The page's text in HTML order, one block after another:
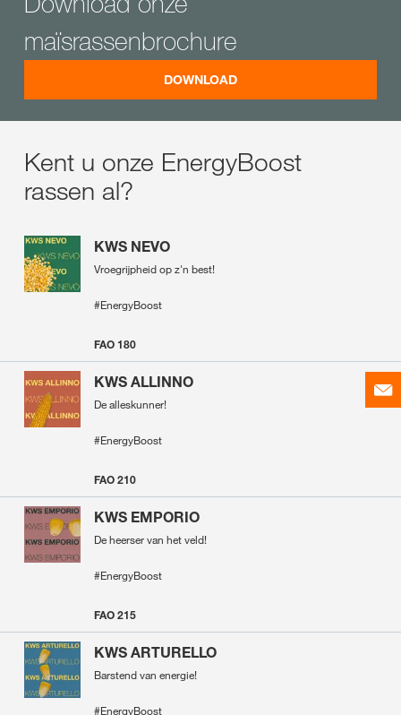
maïsrassenbrochure
DOWNLOAD
Kent u onze EnergyBoost
rassen al?
KWS NEVO
Vroegrijpheid op z'n best!
#EnergyBoost
FAO 180
KWS ALLINNO
De alleskunner!
#EnergyBoost
FAO 210
KWS EMPORIO
De heerser van het veld!
#EnergyBoost
FAO 215
KWS ARTURELLO
Barstend van energie!
#EnergyBoost